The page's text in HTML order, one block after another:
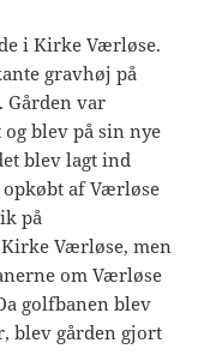
i Kirke Værløse.
gravhøj på
Gården var
blev på sin nye
blev lagt ind
af Værløse
på
Værløse, men
om Værløse
golfbanen blev
blev gården gjort